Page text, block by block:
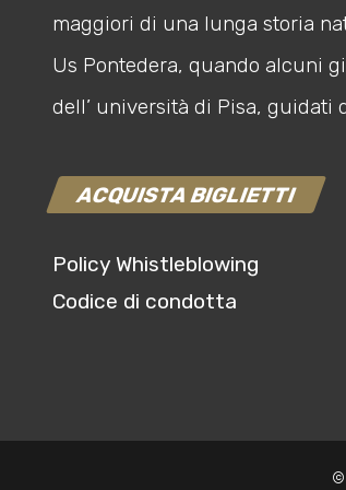
maggiori di una lunga storia
Us Pontedera, quando alcuni
dell’ università di Pisa, guidati
ACQUISTA BIGLIETTI
Policy Whistleblowing
Codice di condotta
©